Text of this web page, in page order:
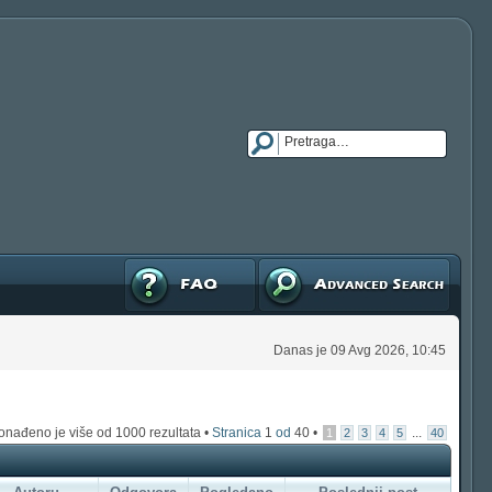
Napredna pretraga
FAQ
Danas je 09 Avg 2026, 10:45
je više od 1000 rezultata • Stranica 1 od 40 • 1 2 3 4 5 ... 40